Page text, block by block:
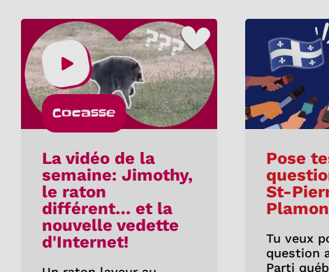
Cocasse
La vidéo de la
semaine: Jimothy,
le raton
différent… et la
nouvelle vedette
d'Internet!
Pose
St-
Tu veux
question
Parti